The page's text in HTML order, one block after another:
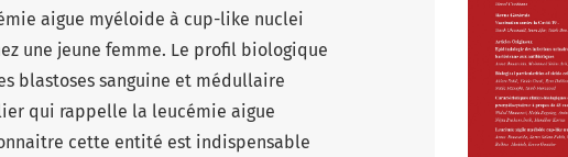
aigue myéloide à cup-like nuclei
une jeune femme. Le profil biologique
blastoses sanguine et médullaire
qui rappelle la leucémie aigue
cette entité est indispensable